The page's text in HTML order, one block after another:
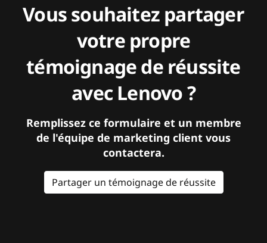
Vous souhaitez partager
votre propre
témoignage de réussite
avec Lenovo ?
Remplissez ce formulaire et un membre
de l'équipe de marketing client vous
contactera.
Partager un témoignage de réussite